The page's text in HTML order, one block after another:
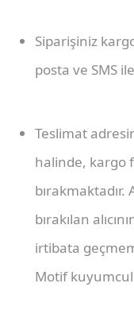
Siparişiniz
posta ve SMS
Teslimat
halinde, kargo
bırakılan
irtibata
Motif